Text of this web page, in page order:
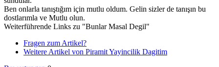
Ben onlarla tanıştığım için mutlu oldum. Gelin sizler de tanışın bu
dostlarımla ve Mutlu olun.
Weiterführende Links zu "Bunlar Masal Degil"
Fragen zum Artikel?
Weitere Artikel von Piramit Yayincilik Dagitim